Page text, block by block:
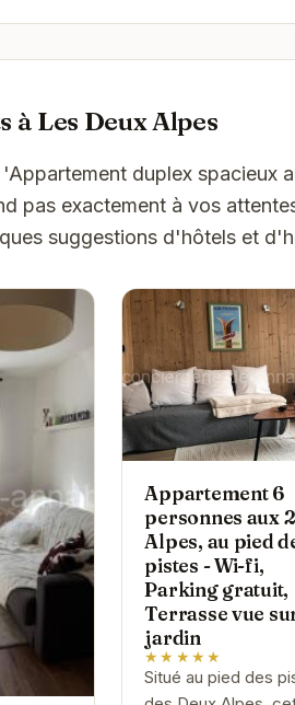
à Les Deux Alpes
duplex spacieux
pas exactement à vos
suggestions d'hôtels et
Appartement 6
personnes aux 2
Alpes, au pied
pistes - Wi-fi,
Parking gratuit,
Terrasse vue
jardin
★★★★★
Situé au pied des